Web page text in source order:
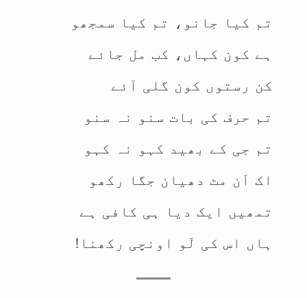
تم کیا جانو، تم کیا سمجھو
ہے کون کہاں، کب مل جائے
کن رستوں کون گلی آئے
تم حرف کی بات سنو نہ سنو
تم جی کے بھید کہو نہ کہو
اک اَن مٹ دھیان جگا رکھو
تمھیں ایک دیا ہی کافی ہے
ہاں اس کی لَو اونچی رکھنا!